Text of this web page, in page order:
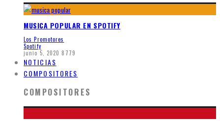
MUSICA POPULAR EN SPOTIFY
Los Promotores
Spotify
junio 5, 2020 8779
NOTICIAS
COMPOSITORES
COMPOSITORES